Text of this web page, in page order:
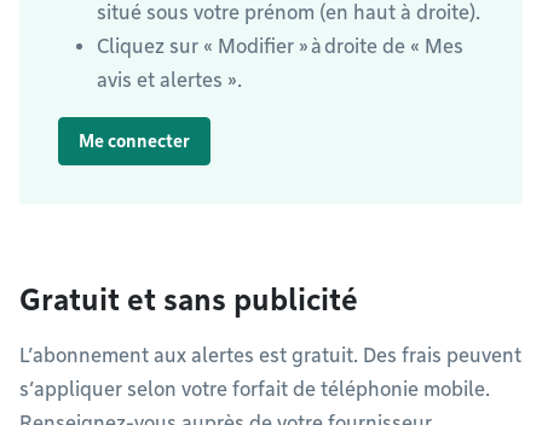
situé sous votre prénom (en haut à droite).
Cliquez sur « Modifier » à droite de « Mes
avis et alertes ».
Me connecter
Gratuit et sans publicité
L’abonnement aux alertes est gratuit. Des frais peuvent
s’appliquer selon votre forfait de téléphonie mobile.